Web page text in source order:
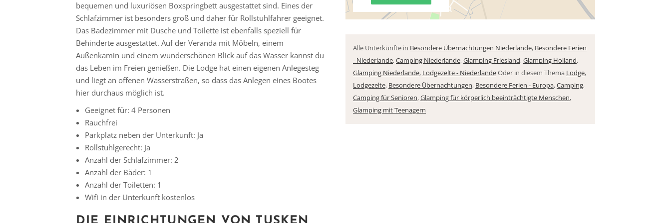
bequemen und luxuriösen Boxspringbett ausgestattet sind. Eines der
Schlafzimmer ist besonders groß und daher für Rollstuhlfahrer geeignet.
Das Badezimmer mit Dusche und Toilette ist ebenfalls speziell für
Behinderte ausgestattet. Auf der Veranda mit Möbeln, einem
Außenkamin und einem wunderschönen Blick auf das Wasser kannst du
das Leben im Freien genießen. Die Lodge hat einen eigenen Anlegesteg
und liegt an offenen Wasserstraßen, so dass das Anlegen eines Bootes
hier durchaus möglich ist.
Geeignet für: 4 Personen
Rauchfrei
Parkplatz neben der Unterkunft: Ja
Rollstuhlgerecht: Ja
Anzahl der Schlafzimmer: 2
Anzahl der Bäder: 1
Anzahl der Toiletten: 1
Wifi in der Unterkunft kostenlos
Alle Unterkünfte in Besondere Übernachtungen Niederlande, Besondere Ferien
- Niederlande,Camping Niederlande,Glamping Friesland,Glamping Holland,
Glamping Niederlande, Lodgezelte - NiederlandeOder in diesem Thema Lodge,
Lodgezelte, Besondere Übernachtungen, Besondere Ferien - Europa,Camping,
Camping für Senioren,Glamping für körperlich beeinträchtigte Menschen,
Glamping mit Teenagern